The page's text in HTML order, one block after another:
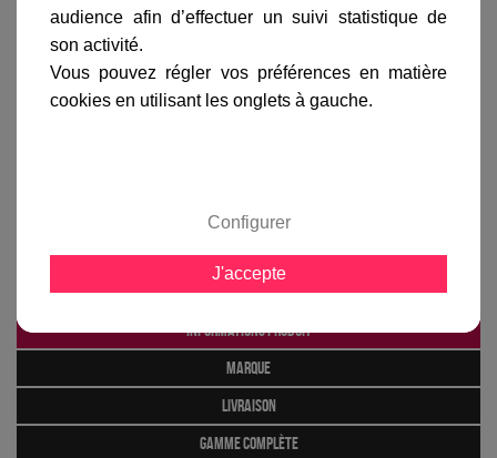
549,00 € 549,00 €
Informations produit
marque
livraison
gamme complète
audience afin d’effectuer un suivi statistique de
son activité.
Vous pouvez régler vos préférences en matière
cookies en utilisant les onglets à gauche.
Configurer
J'accepte